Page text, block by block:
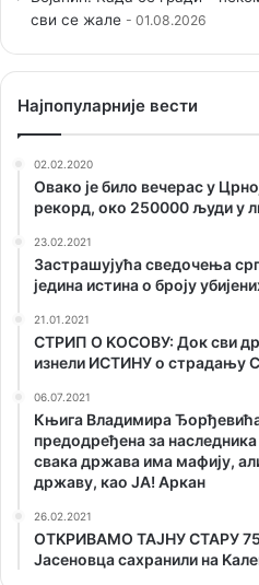
сви се жале
01.08.2026
Наjпопуларније вести
02.02.2020
Овако је било вечерас у
рекорд, око 250000 људи у
23.02.2021
Застрашујућа сведочења
једина истина о броју
21.01.2021
СТРИП О KОСОВУ: Док сви
изнели ИСТИНУ о страдању
06.07.2021
Књига Владимира
предодређена за
свака држава има мафију,
државу, као ЈА! Аркан
26.02.2021
ОТKРИВАМО ТАЈНУ СТАРУ
Јасеновца сахранили на